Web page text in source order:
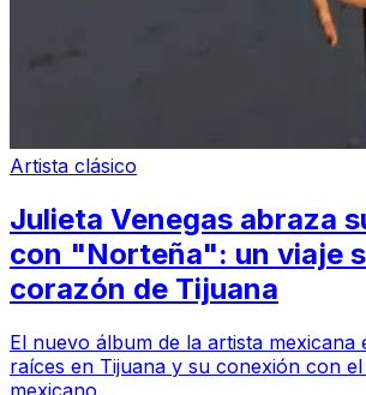
Artista clásico
Julieta Venegas abraza
con "Norteña": un viaje
corazón de Tijuana
El nuevo álbum de la artista mexicana
raíces en Tijuana y su conexión con
mexicano.